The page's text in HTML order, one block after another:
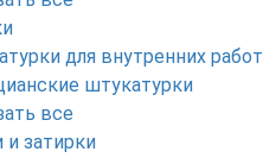
для внутренних работ
штукатурки
все
затирки